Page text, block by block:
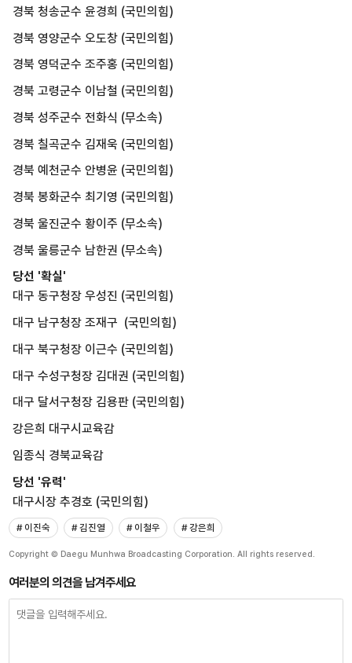
경북 청송군수 윤경희 (국민의힘)
경북 영양군수 오도창 (국민의힘)
경북 영덕군수 조주홍 (국민의힘)
경북 고령군수 이남철 (국민의힘)
경북 성주군수 전화식 (무소속)
경북 칠곡군수 김재욱 (국민의힘)
경북 예천군수 안병윤 (국민의힘)
경북 봉화군수 최기영 (국민의힘)
경북 울진군수 황이주 (무소속)
경북 울릉군수 남한권 (무소속)
당선 '확실'
대구 동구청장 우성진 (국민의힘)
대구 남구청장 조재구 (국민의힘)
대구 북구청장 이근수 (국민의힘)
대구 수성구청장 김대권 (국민의힘)
대구 달서구청장 김용판 (국민의힘)
강은희 대구시교육감
임종식 경북교육감
당선 '유력'
대구시장 추경호 (국민의힘)
# 이진숙 # 김진열 # 이철우 # 강은희
Copyright © Daegu Munhwa Broadcasting Corporation. All rights reserved.
여러분의 의견을 남겨주세요